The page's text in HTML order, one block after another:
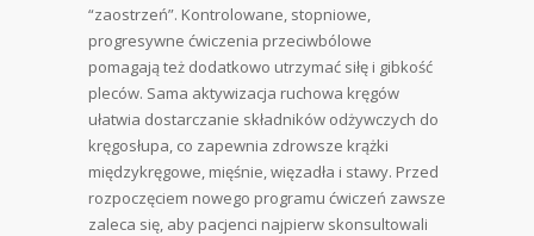
“zaostrzeń”. Kontrolowane, stopniowe,
progresywne ćwiczenia przeciwbólowe
pomagają też dodatkowo utrzymać siłę i gibkość
pleców. Sama aktywizacja ruchowa kręgów
ułatwia dostarczanie składników odżywczych do
kręgosłupa, co zapewnia zdrowsze krążki
międzykręgowe, mięśnie, więzadła i stawy. Przed
rozpoczęciem nowego programu ćwiczeń zawsze
zaleca się, aby pacjenci najpierw skonsultowali